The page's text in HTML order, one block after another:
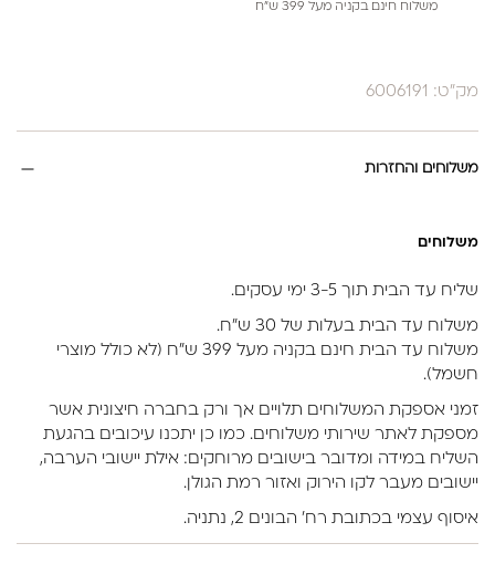
משלוח חינם בקניה מעל 399 ש”ח
מק"ט: 6006191
משלוחים והחזרות
משלוחים
שליח עד הבית תוך 3-5 ימי עסקים.
משלוח עד הבית בעלות של 30 ש״ח.
משלוח עד הבית חינם בקניה מעל 399 ש״ח (לא כולל מוצרי
חשמל).
זמני אספקת המשלוחים תלויים אך ורק בחברה חיצונית אשר
מספקת לאתר שירותי משלוחים. כמו כן יתכנו עיכובים בהגעת
השליח במידה ומדובר בישובים מרוחקים: אילת יישובי הערבה,
יישובים מעבר לקו הירוק ואזור רמת הגולן.
איסוף עצמי בכתובת רח’ הבונים 2, נתניה.